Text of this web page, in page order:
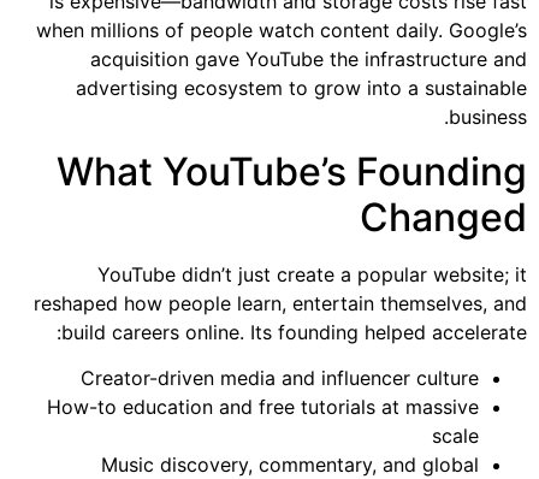
when millions of people watch content daily. Google’s
acquisition gave YouTube the infrastructure and
advertising ecosystem to grow into a sustainable
business.
What YouTube’s Founding
Changed
YouTube didn’t just create a popular website; it
reshaped how people learn, entertain themselves, and
build careers online. Its founding helped accelerate:
Creator-driven media and influencer culture
How-to education and free tutorials at massive
scale
Music discovery, commentary, and global